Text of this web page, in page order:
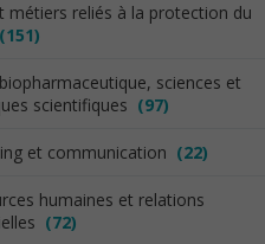
métiers reliés à la protection du
(151)
sciences et
scientifiques (97)
et communication (22)
humaines et relations
(72)